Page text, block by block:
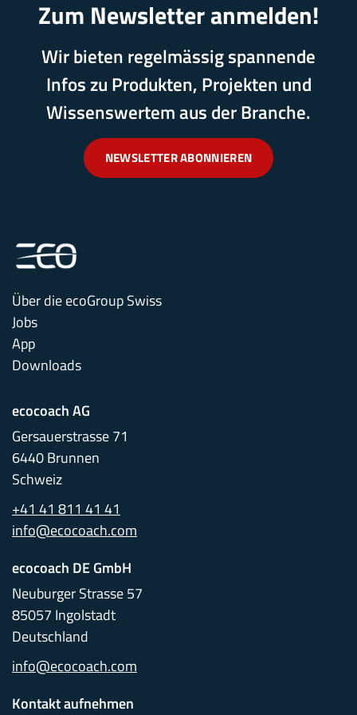
Zum Newsletter anmelden!
Wir bieten regelmässig spannende
Infos zu Produkten, Projekten und
Wissenswertem aus der Branche.
NEWSLETTER ABONNIEREN
Über die ecoGroup Swiss
Jobs
App
Downloads
ecocoach AG
Gersauerstrasse 71
6440 Brunnen
Schweiz
+41 41 811 41 41
info@ecocoach.com
ecocoach DE GmbH
Neuburger Strasse 57
85057 Ingolstadt
Deutschland
info@ecocoach.com
Kontakt aufnehmen